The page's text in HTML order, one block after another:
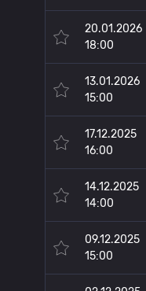
20.01.2026
18:00
13.01.2026
15:00
17.12.2025
16:00
14.12.2025
14:00
09.12.2025
15:00